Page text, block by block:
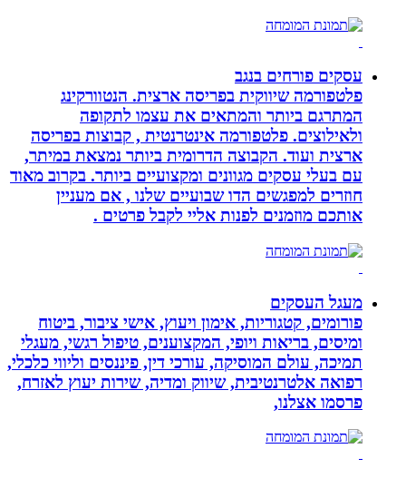
עסקים פורחים בנגב
פלטפורמה שיווקית בפריסה ארצית. הנטוורקינג
המתרגם ביותר והמתאים את עצמו לתקופה
ולאילוצים. פלטפורמה אינטרנטית , קבוצות בפריסה
ארצית ועוד. הקבוצה הדרומית ביותר נמצאת במיתר,
עם בעלי עסקים מגוונים ומקצועיים ביותר. בקרוב מאוד
חוזרים למפגשים הדו שבועיים שלנו , אם מעניין
אותכם מוזמנים לפנות אליי לקבל פרטים .
מעגל העסקים
פורומים, קטגוריות, אימון ויעוץ, אישי ציבור, ביטוח
ומיסים, בריאות ויופי, המקצוענים, טיפול רגשי, מעגלי
תמיכה, עולם המוסיקה, עורכי דין, פיננסים וליווי כלכלי,
רפואה אלטרנטיבית, שיווק ומדיה, שירות יעוץ לאזרח,
פרסמו אצלנו,